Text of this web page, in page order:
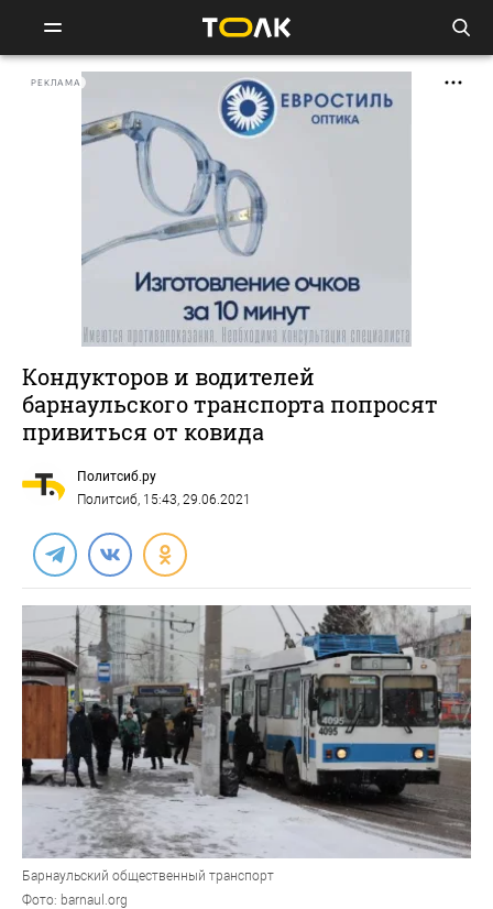
РЕКЛАМА
Кондукторов и водителей
барнаульского транспорта попросят
привиться от ковида
Политсиб.ру
Политсиб, 15:43, 29.06.2021
Барнаульский общественный транспорт
Фото: barnaul.org